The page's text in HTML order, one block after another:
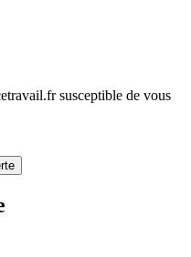
susceptible de vous